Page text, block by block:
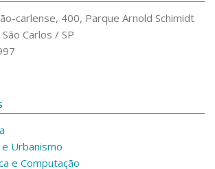
carlense, 400, Parque Arnold Schimidt
Carlos / SP
Urbanismo
e Computação